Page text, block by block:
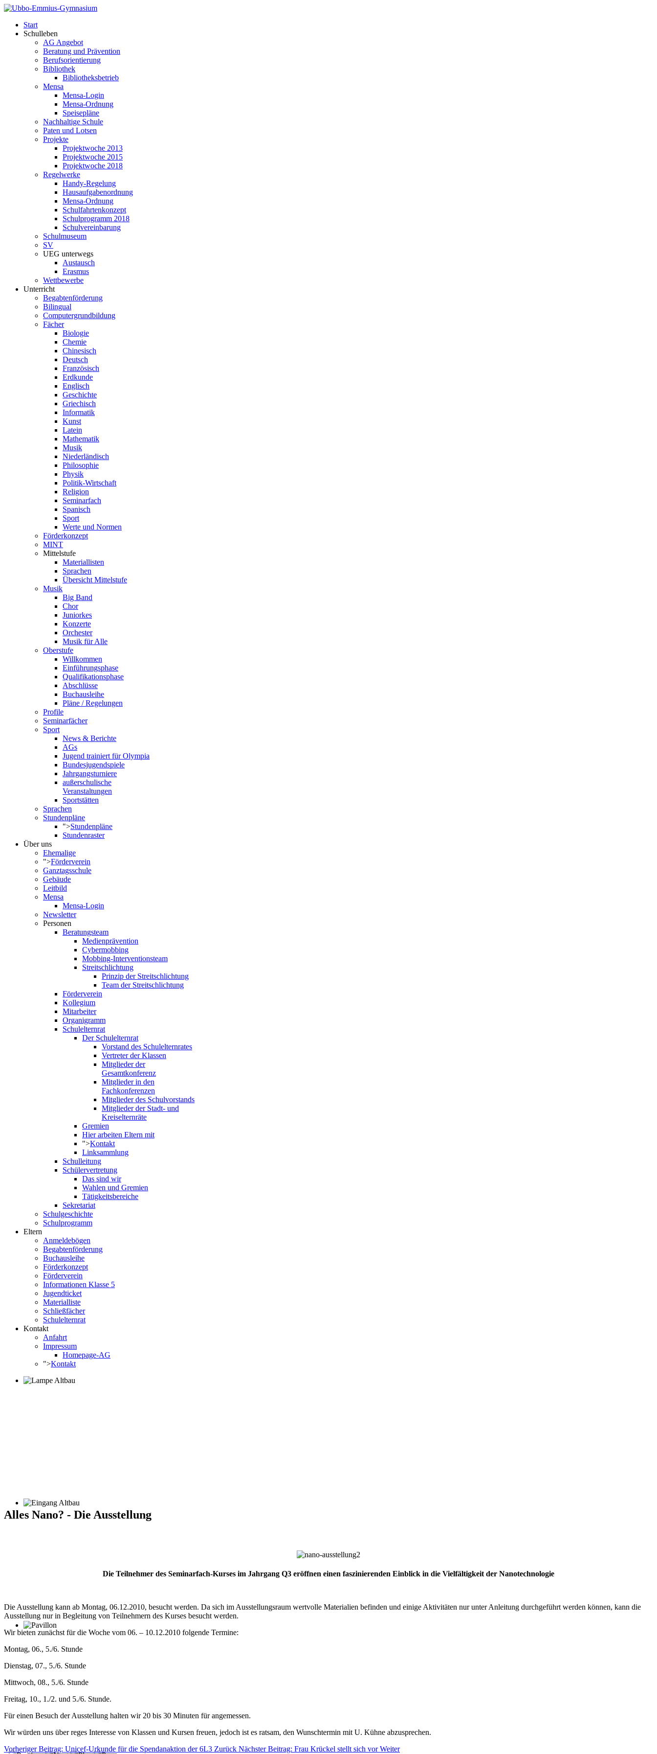
Start
Schulleben
AG Angebot
Beratung und Prävention
Berufsorientierung
Bibliothek
Bibliotheksbetrieb
Mensa
Mensa-Login
Mensa-Ordnung
Speisepläne
Nachhaltige Schule
Paten und Lotsen
Projekte
Projektwoche 2013
Projektwoche 2015
Projektwoche 2018
Regelwerke
Handy-Regelung
Hausaufgabenordnung
Mensa-Ordnung
Schulfahrtenkonzept
Schulprogramm 2018
Schulvereinbarung
Schulmuseum
SV
UEG unterwegs
Austausch
Erasmus
Wettbewerbe
Unterricht
Begabtenförderung
Bilingual
Computergrundbildung
Fächer
Biologie
Chemie
Chinesisch
Deutsch
Französisch
Erdkunde
Englisch
Geschichte
Griechisch
Informatik
Kunst
Latein
Mathematik
Musik
Niederländisch
Philosophie
Physik
Politik-Wirtschaft
Religion
Seminarfach
Spanisch
Sport
Werte und Normen
Förderkonzept
MINT
Mittelstufe
Materiallisten
Sprachen
Übersicht Mittelstufe
Musik
Big Band
Chor
Juniorkes
Konzerte
Orchester
Musik für Alle
Oberstufe
Willkommen
Einführungsphase
Qualifikationsphase
Abschlüsse
Buchausleihe
Pläne / Regelungen
Profile
Seminarfächer
Sport
News & Berichte
AGs
Jugend trainiert für Olympia
Bundesjugendspiele
Jahrgangsturniere
außerschulische
Veranstaltungen
Sportstätten
Sprachen
Stundenpläne
">Stundenpläne
Stundenraster
Über uns
Ehemalige
">Förderverein
Ganztagsschule
Gebäude
Leitbild
Mensa
Mensa-Login
Newsletter
Personen
Beratungsteam
Medienprävention
Cybermobbing
Mobbing-Interventionsteam
Streitschlichtung
Prinzip der Streitschlichtung
Team der Streitschlichtung
Förderverein
Kollegium
Mitarbeiter
Organigramm
Schulelternrat
Der Schulelternrat
Vorstand des Schulelternrates
Vertreter der Klassen
Mitglieder der
Gesamtkonferenz
Mitglieder in den
Fachkonferenzen
Mitglieder des Schulvorstands
Mitglieder der Stadt- und
Kreiselternräte
Gremien
Hier arbeiten Eltern mit
">Kontakt
Linksammlung
Schulleitung
Schülervertretung
Das sind wir
Wahlen und Gremien
Tätigkeitsbereiche
Sekretariat
Schulgeschichte
Schulprogramm
Eltern
Anmeldebögen
Begabtenförderung
Buchausleihe
Förderkonzept
Förderverein
Informationen Klasse 5
Jugendticket
Materialliste
Schließfächer
Schulelternrat
Kontakt
Anfahrt
Impressum
Homepage-AG
">Kontakt
Alles Nano? - Die Ausstellung
Die Teilnehmer des Seminarfach-Kurses im Jahrgang Q3 eröffnen einen faszinierenden Einblick in die Vielfältigkeit der Nanotechnologie
Die Ausstellung kann ab Montag, 06.12.2010, besucht werden. Da sich im Ausstellungsraum wertvolle Materialien befinden und einige Aktivitäten nur unter Anleitung durchgeführt werden können, kann die
Ausstellung nur in Begleitung von Teilnehmern des Kurses besucht werden.
Wir bieten zunächst für die Woche vom 06. – 10.12.2010 folgende Termine:
Montag, 06., 5./6. Stunde
Dienstag, 07., 5./6. Stunde
Mittwoch, 08., 5./6. Stunde
Freitag, 10., 1./2. und 5./6. Stunde.
Für einen Besuch der Ausstellung halten wir 20 bis 30 Minuten für angemessen.
Wir würden uns über reges Interesse von Klassen und Kursen freuen, jedoch ist es ratsam, den Wunschtermin mit U. Kühne abzusprechen.
Vorheriger Beitrag: Unicef-Urkunde für die Spendanaktion der 6L3 Zurück Nächster Beitrag: Frau Krückel stellt sich vorWeiter